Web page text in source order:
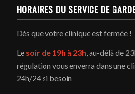
HORAIRES DU SERVICE DE
Dès que votre clinique est fermée !
Le soir de 19h à 23h , au-délà de
régulation vous enverra dans une
24h/24 si besoin